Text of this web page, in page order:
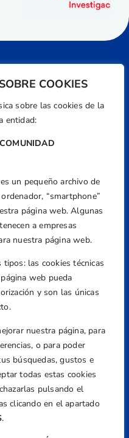
COOKIES
sobre las cookies de la
entidad:
un pequeño archivo de
“smartphone”
página web. Algunas
a empresas
nuestra página web.
las cookies técnicas
web pueda
y son las únicas
nuestra página, para
o para poder
búsquedas, gustos e
todas estas cookies
pulsando el
clicando en el apartado
.
d'Isaac Peral i
2 y 3, 46980,
799